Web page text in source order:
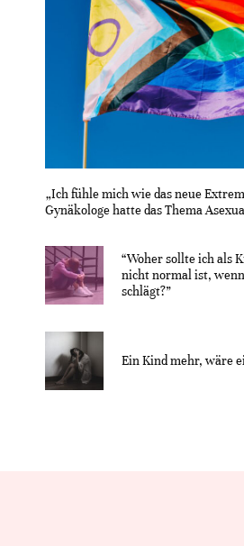
„Ich fühle mich wie das neue
Gynäkologe hatte das Thema
“Woher sollte ich als
nicht normal ist,
schlägt?”
Ein Kind mehr, wäre